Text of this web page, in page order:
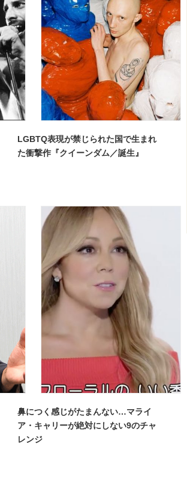
LGBTQ表現が禁じられた国で生まれ
た衝撃作『クイーンダム／誕生』
鼻につく感じがたまんない…マライ
ア・キャリーが絶対にしない9のチャ
レンジ